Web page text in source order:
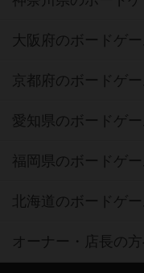
大阪府のボードゲ
京都府のボードゲ
愛知県のボードゲ
福岡県のボードゲ
北海道のボードゲ
オーナー・店長の